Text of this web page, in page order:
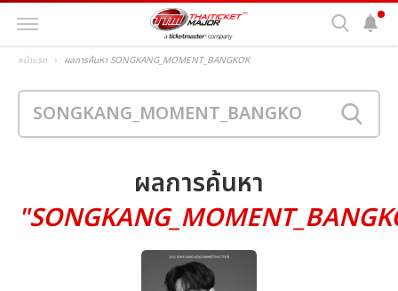
หน้าแรก ผลการค้นหา SONGKANG_MOMENT_BANGKOK
ผลการค้นหา